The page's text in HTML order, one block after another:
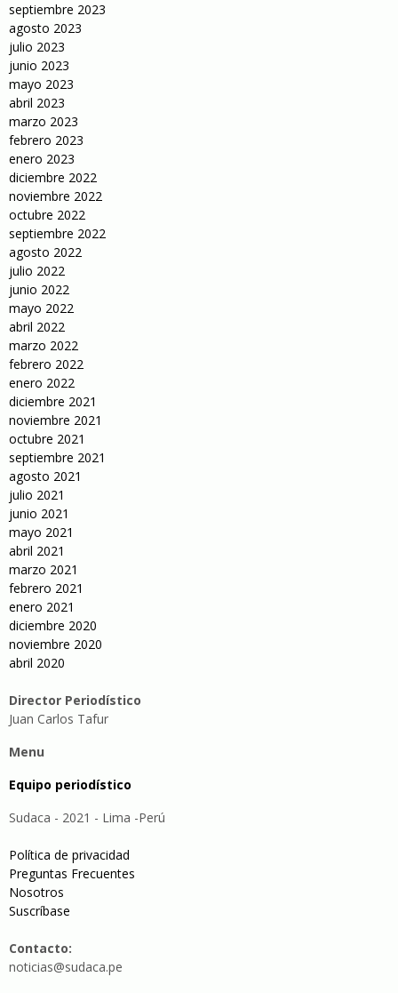
septiembre 2023
agosto 2023
julio 2023
junio 2023
mayo 2023
abril 2023
marzo 2023
febrero 2023
enero 2023
diciembre 2022
noviembre 2022
octubre 2022
septiembre 2022
agosto 2022
julio 2022
junio 2022
mayo 2022
abril 2022
marzo 2022
febrero 2022
enero 2022
diciembre 2021
noviembre 2021
octubre 2021
septiembre 2021
agosto 2021
julio 2021
junio 2021
mayo 2021
abril 2021
marzo 2021
febrero 2021
enero 2021
diciembre 2020
noviembre 2020
abril 2020
Director Periodístico
Juan Carlos Tafur
Menu
Equipo periodístico
Sudaca - 2021 - Lima -Perú
Política de privacidad
Preguntas Frecuentes
Nosotros
Suscríbase
Contacto:
noticias@sudaca.pe